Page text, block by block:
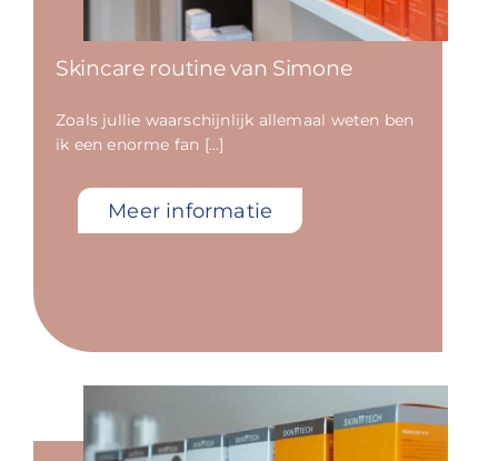
Skincare routine van Simone
Zoals jullie waarschijnlijk allemaal weten ben
ik een enorme fan [...]
Meer informatie